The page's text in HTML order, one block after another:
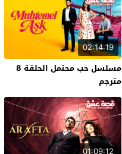
02:14:19
مسلسل حب محتمل الحلقة 8
مترجم